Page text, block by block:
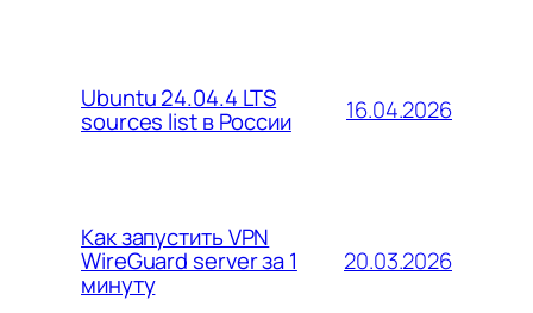
Ubuntu 24.04.4 LTS
sources list в России 16.04.2026
Как запустить VPN
WireGuard server за 1
минуту
20.03.2026